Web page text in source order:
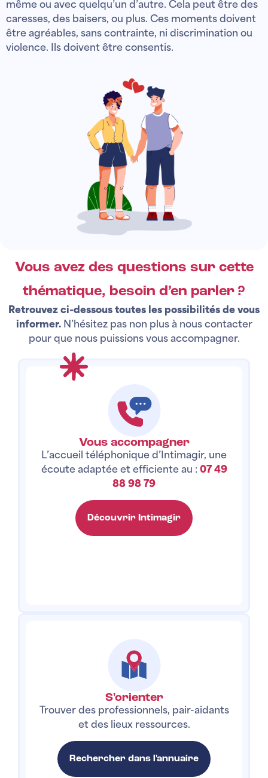
même ou avec quelqu’un d’autre. Cela peut être des
caresses, des baisers, ou plus. Ces moments doivent
être agréables, sans contrainte, ni discrimination ou
violence. Ils doivent être consentis.
Vous avez des questions sur cette
thématique, besoin d’en parler ?
Retrouvez ci-dessous toutes les possibilités de vous
informer.N’hésitez pas non plus à nous contacter
pour que nous puissions vous accompagner.
Vous accompagner
L’accueil téléphonique d’Intimagir, une
écoute adaptée et efficiente au : 07 49
88 98 79
Découvrir Intimagir
S'orienter
Trouver des professionnels, pair-aidants
et des lieux ressources.
Rechercher dans l'annuaire